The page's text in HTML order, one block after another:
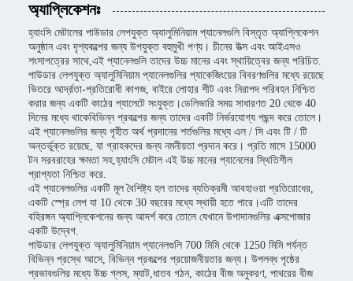
অ্যাপ্লিকেশনঃ
হ্যাংসি মেটালের পাউডার লেপযুক্ত অ্যালুমিনিয়াম প্যানেলগুলি বিস্তৃত অ্যাপ্লিকেশন
অনুষ্ঠান এবং দৃশ্যকল্পের জন্য উপযুক্ত বহুমুখী পণ্য। চীনের উত্স এবং আইএসও
শংসাপত্রের সাথে,এই প্যানেলগুলি তাদের উচ্চ মানের এবং স্থায়িত্বের জন্য পরিচিত.
পাউডার লেপযুক্ত অ্যালুমিনিয়াম প্যানেলগুলির প্যাকেজিংয়ের বিবরণগুলির মধ্যে রয়েছে
ভিতরে আর্দ্রতা-প্রতিরোধী কাগজ, বাইরে লোহার শীট এবং নিরাপদ পরিবহন নিশ্চিত
করার জন্য একটি কাঠের প্যালেটে সংযুক্ত।ডেলিভারি সময় সাধারণত 20 থেকে 40
দিনের মধ্যে থাকেবিভিন্ন প্রকল্পের জন্য তাদের একটি নির্ভরযোগ্য পছন্দ করে তোলে।
এই প্যানেলগুলির জন্য গৃহীত অর্থ প্রদানের শর্তগুলির মধ্যে এল / সি এবং টি / টি
অন্তর্ভুক্ত রয়েছে, যা গ্রাহকদের জন্য নমনীয়তা প্রদান করে। প্রতি মাসে 15000
টন সরবরাহের ক্ষমতা সহ,হ্যাংসি মেটাল এই উচ্চ মানের প্যানেলের স্থিতিশীল
প্রাপ্যতা নিশ্চিত করে.
এই প্যানেলগুলির একটি মূল বৈশিষ্ট্য হল তাদের ব্যতিক্রমী আবহাওয়া প্রতিরোধের,
একটি স্প্রে লেপ যা 10 থেকে 30 বছরের মধ্যে স্থায়ী হতে পারে।এটি তাদের
বহিরঙ্গন অ্যাপ্লিকেশনের জন্য আদর্শ করে তোলে যেখানে উপাদানগুলির এক্সপোজার
একটি উদ্বেগ.
পাউডার লেপযুক্ত অ্যালুমিনিয়াম প্যানেলগুলি 700 মিমি থেকে 1250 মিমি পর্যন্ত
বিভিন্ন প্রস্থে আসে, বিভিন্ন প্রকল্পের প্রয়োজনীয়তার জন্য। উপলব্ধ পৃষ্ঠের
প্রভাবগুলির মধ্যে উচ্চ গ্লস, ম্যাট,ধাতব গঠন, কাঠের বীজ অনুকরণ, পাথরের বীজ